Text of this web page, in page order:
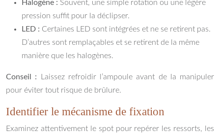
Halogène : Souvent, une simple rotation ou une légère
pression suffit pour la déclipser.
LED : Certaines LED sont intégrées et ne se retirent pas.
D’autres sont remplaçables et se retirent de la même
manière que les halogènes.
Conseil : Laissez refroidir l’ampoule avant de la manipuler
pour éviter tout risque de brûlure.
Identifier le mécanisme de fixation
Examinez attentivement le spot pour repérer les ressorts, les